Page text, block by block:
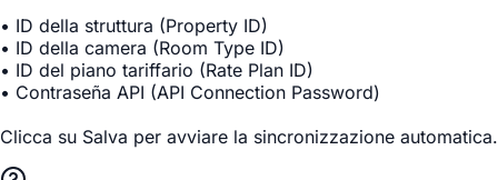
• ID della struttura (Property ID)
• ID della camera (Room Type ID)
• ID del piano tariffario (Rate Plan ID)
• Contraseña API (API Connection Password)
Clicca su Salva per avviare la sincronizzazione automatica.